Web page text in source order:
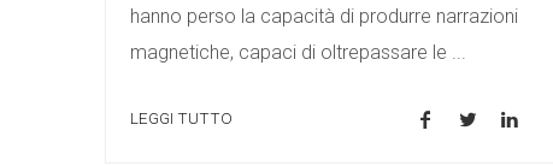
hanno perso la capacità di produrre narrazioni
magnetiche, capaci di oltrepassare le ...
LEGGI TUTTO